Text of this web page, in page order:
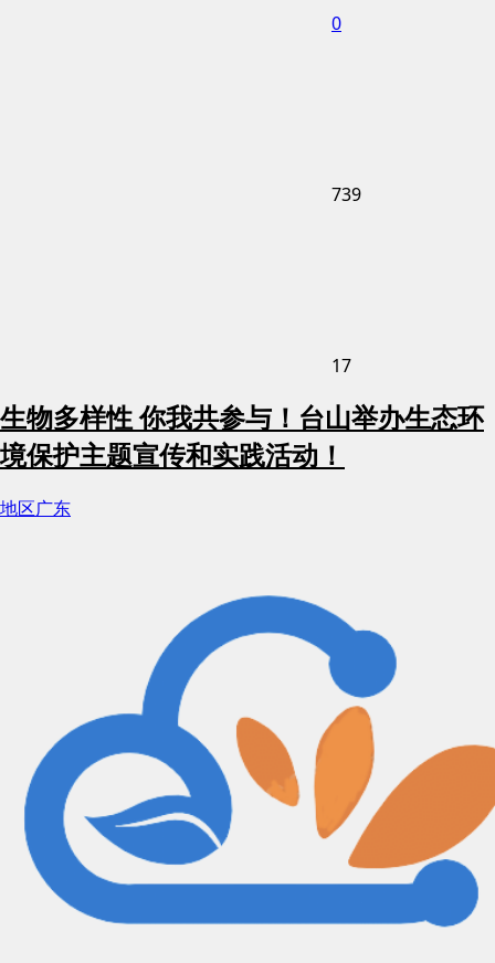
0
739
17
生物多样性 你我共参与！台山举办生态环
境保护主题宣传和实践活动！
地区广东